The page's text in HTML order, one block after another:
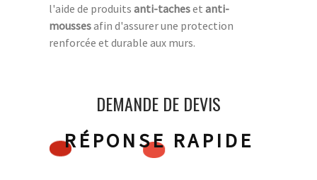
l'aide de produits anti-tacheset anti-
moussesafin d'assurer une protection
renforcée et durable aux murs.
DEMANDE DE DEVIS
RÉPONSE RAPIDE